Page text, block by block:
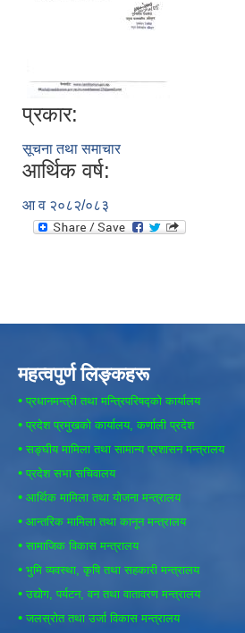
प्रकार:
सूचना तथा समाचार
आर्थिक वर्ष:
आ व २०८२/०८३
महत्वपुर्ण लिङ्कहरू
• प्रधानमन्त्री तथा मन्त्रिपरिषद्को कार्यालय
• प्रदेश प्रमुखको कार्यालय, कर्णाली प्रदेश
• सङ्घीय मामिला तथा सामान्य प्रशासन मन्त्रालय
• प्रदेश सभा सचिवालय
• आर्थिक मामिला तथा योजना मन्त्रालय
• आन्तरिक मामिला तथा कानून मन्त्रालय
• सामाजिक विकास मन्त्रालय
• भुमि व्यवस्था, कृषि तथा सहकारी मन्त्रालय
• उद्योग, पर्यटन, वन तथा वातावरण मन्त्रालय
• जलस्रोत तथा उर्जा विकास मन्त्रालय